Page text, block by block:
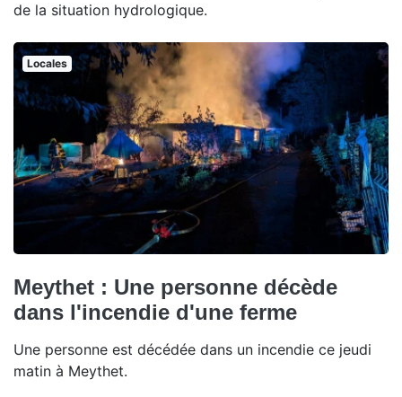
de la situation hydrologique.
Locales
Meythet : Une personne décède
dans l'incendie d'une ferme
Une personne est décédée dans un incendie ce jeudi
matin à Meythet.